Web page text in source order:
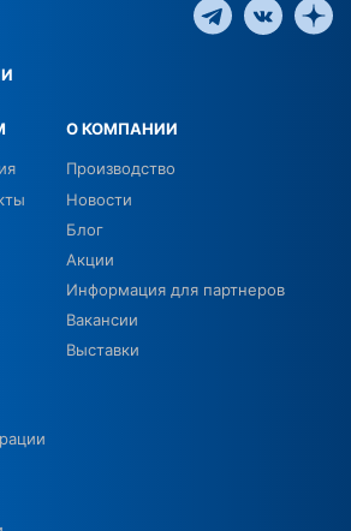
О КОМПАНИИ
Производство
Новости
Блог
Акции
Информация для партнеров
Вакансии
Выставки